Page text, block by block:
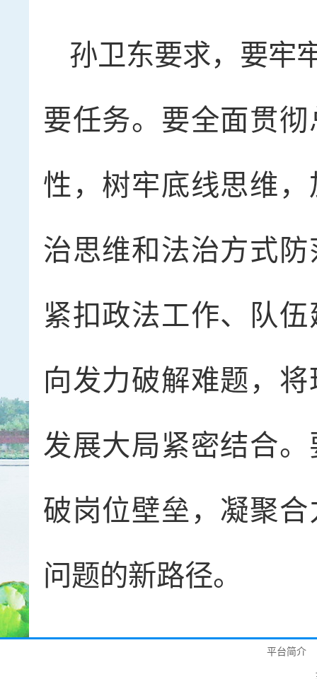
孙卫东要求，要牢
要任务。要全面贯
性，树牢底线思维
治思维和法治方式
紧扣政法工作、队
向发力破解难题，
发展大局紧密结合
破岗位壁垒，凝聚
问题的新路径。
平台简介